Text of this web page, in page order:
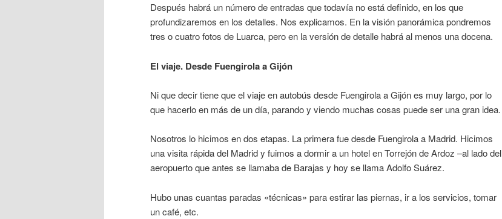
Después habrá un número de entradas que todavía no está definido, en los que
profundizaremos en los detalles. Nos explicamos. En la visión panorámica pondremos
tres o cuatro fotos de Luarca, pero en la versión de detalle habrá al menos una docena.
El viaje. Desde Fuengirola a Gijón
Ni que decir tiene que el viaje en autobús desde Fuengirola a Gijón es muy largo, por lo
que hacerlo en más de un día, parando y viendo muchas cosas puede ser una gran idea.
Nosotros lo hicimos en dos etapas. La primera fue desde Fuengirola a Madrid. Hicimos
una visita rápida del Madrid y fuimos a dormir a un hotel en Torrejón de Ardoz –al lado del
aeropuerto que antes se llamaba de Barajas y hoy se llama Adolfo Suárez.
Hubo unas cuantas paradas «técnicas» para estirar las piernas, ir a los servicios, tomar
un café, etc.